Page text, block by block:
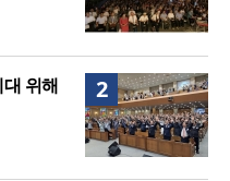
2
위해